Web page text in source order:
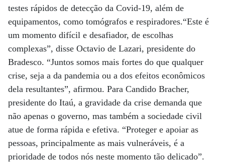
testes rápidos de detecção da Covid-19, além de
equipamentos, como tomógrafos e respiradores.“Este é
um momento difícil e desafiador, de escolhas
complexas”, disse Octavio de Lazari, presidente do
Bradesco. “Juntos somos mais fortes do que qualquer
crise, seja a da pandemia ou a dos efeitos econômicos
dela resultantes”, afirmou. Para Candido Bracher,
presidente do Itaú, a gravidade da crise demanda que
não apenas o governo, mas também a sociedade civil
atue de forma rápida e efetiva. “Proteger e apoiar as
pessoas, principalmente as mais vulneráveis, é a
prioridade de todos nós neste momento tão delicado”.